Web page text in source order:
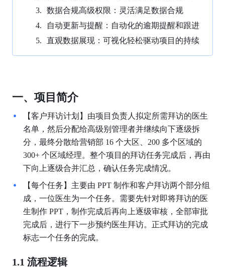
数据合规高级权限：灵活满足数据合规
自动更新与提醒：自动化的逾期提醒和跟进
直观数据展现：可视化轻松驱动项目的持续
一、项目简介
【客户拜访计划】由项目负责人拟定所需拜访的医生
名单，然后分配给高级别管理者并继续向下逐级拆
分，最终分散给营销部 16 个大区、200 多个区域的
300+ 个区域经理。整个项目的拜访任务完成后，再由
下向上逐级合并汇总，确认任务完成情况。
【每个任务】主要由 PPT 制作和客户拜访两个部分组
成，一位医生为一个任务。需要先针对即将拜访的医
生制作 PPT，制作完成后再向上逐级审核，全部审批
完成后，进行下一步预约医生拜访。正式拜访的完成
标志一个任务的完成。
1.1 流程逻辑